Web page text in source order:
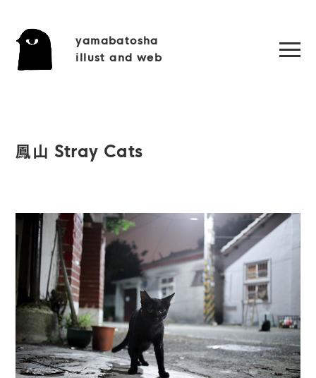
yamabatosha
illust and web
鳳山 Stray Cats